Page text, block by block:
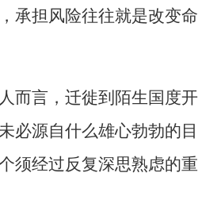
承担风险往往就是改变命
而言，迁徙到陌生国度开
必源自什么雄心勃勃的目
须经过反复深思熟虑的重